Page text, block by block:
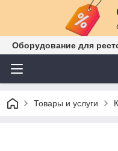
Оборудование для
Товары и услуги